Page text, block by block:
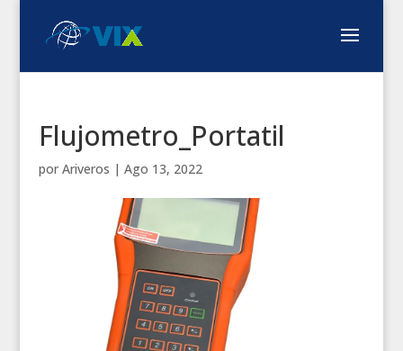
Flujometro_Portatil
por Ariveros | Ago 13, 2022